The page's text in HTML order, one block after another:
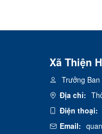
Xã Thiện
Trưởng Ban
Địa chỉ:
Điện thoại:
Email: